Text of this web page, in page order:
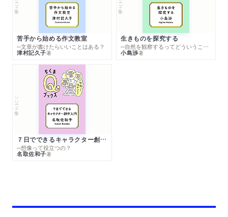
苦手から始める作文教室
─文章が書けたらいいことはある？
津村記久子著
生きものを探究する
─自然を観察するってどういうこと？
小島渉著
シリーズ・全集
７日でできるキャラクター創作入門
─想像って役立つの？
名取佐和子著